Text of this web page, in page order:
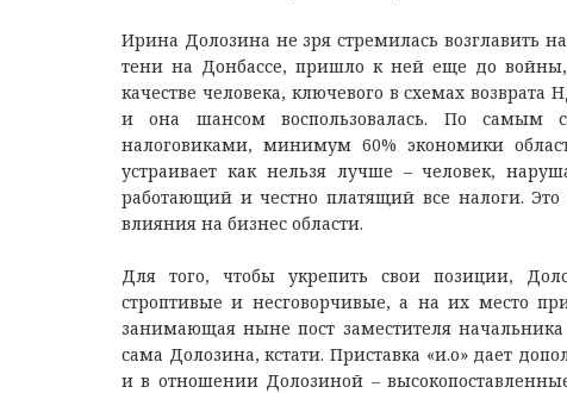
Ирина Долозина не зря стремилась возглавить
тени на Донбассе, пришло к ней еще до войны,
качестве человека, ключевого в схемах
и она шансом воспользовалась. По самым
налоговиками, минимум 60% экономики
устраивает как нельзя лучше – человек,
работающий и честно платящий все налоги.
влияния на бизнес области.
Для того, чтобы укрепить свои позиции,
строптивые и несговорчивые, а на их место
занимающая ныне пост заместителя
сама Долозина, кстати. Приставка «и.о» дает
и в отношении Долозиной –